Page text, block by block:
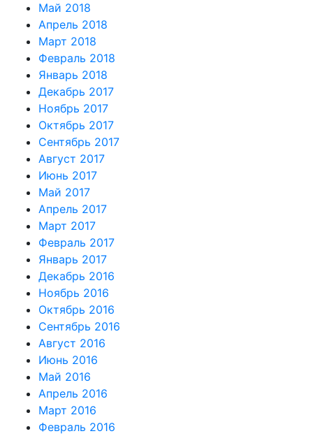
Май 2018
Апрель 2018
Март 2018
Февраль 2018
Январь 2018
Декабрь 2017
Ноябрь 2017
Октябрь 2017
Сентябрь 2017
Август 2017
Июнь 2017
Май 2017
Апрель 2017
Март 2017
Февраль 2017
Январь 2017
Декабрь 2016
Ноябрь 2016
Октябрь 2016
Сентябрь 2016
Август 2016
Июнь 2016
Май 2016
Апрель 2016
Март 2016
Февраль 2016